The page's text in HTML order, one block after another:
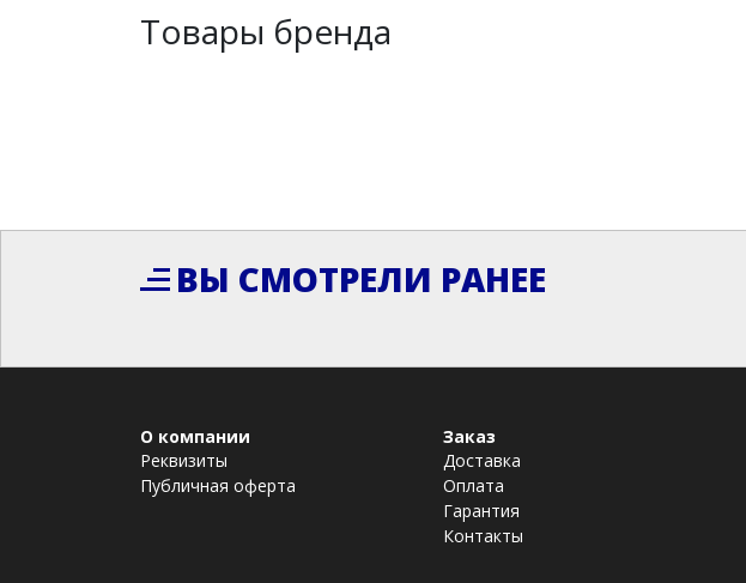
Товары бренда
ВЫ СМОТРЕЛИ РАНЕЕ
О компании
Реквизиты
Публичная оферта
Заказ
Доставка
Оплата
Гарантия
Контакты